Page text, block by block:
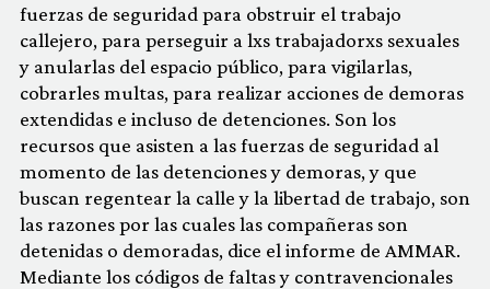
fuerzas de seguridad para obstruir el trabajo
callejero, para perseguir a lxs trabajadorxs sexuales
y anularlas del espacio público, para vigilarlas,
cobrarles multas, para realizar acciones de demoras
extendidas e incluso de detenciones. Son los
recursos que asisten a las fuerzas de seguridad al
momento de las detenciones y demoras, y que
buscan regentear la calle y la libertad de trabajo, son
las razones por las cuales las compañeras son
detenidas o demoradas, dice el informe de AMMAR.
Mediante los códigos de faltas y contravencionales